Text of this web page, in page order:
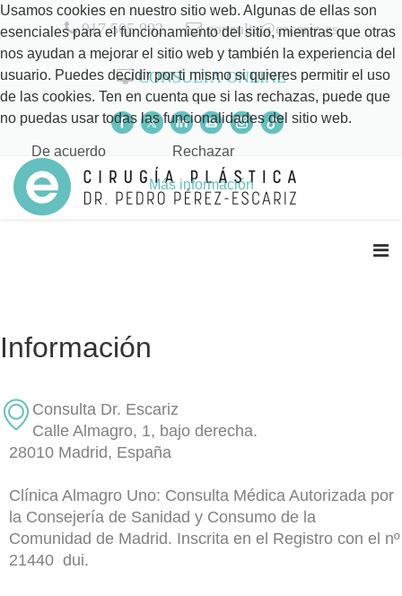
917 505 992 consulta@escariz.es
CONSULTA ONLINE
Información
Consulta Dr. Escariz
Calle Almagro, 1, bajo derecha.
28010 Madrid, España
Clínica Almagro Uno: Consulta Médica Autorizada por
la Consejería de Sanidad y Consumo de la
Comunidad de Madrid. Inscrita en el Registro con el nº
21440 dui.
Usamos cookies en nuestro sitio web. Algunas de ellas son
esenciales para el funcionamiento del sitio, mientras que otras
nos ayudan a mejorar el sitio web y también la experiencia del
usuario. Puedes decidir por ti mismo si quieres permitir el uso
de las cookies. Ten en cuenta que si las rechazas, puede que
no puedas usar todas las funcionalidades del sitio web.
De acuerdo Rechazar
Más información